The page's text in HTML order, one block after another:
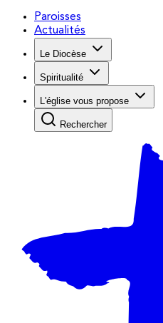
Paroisses
Actualités
Le Diocèse
Spiritualité
L'église vous propose
Rechercher